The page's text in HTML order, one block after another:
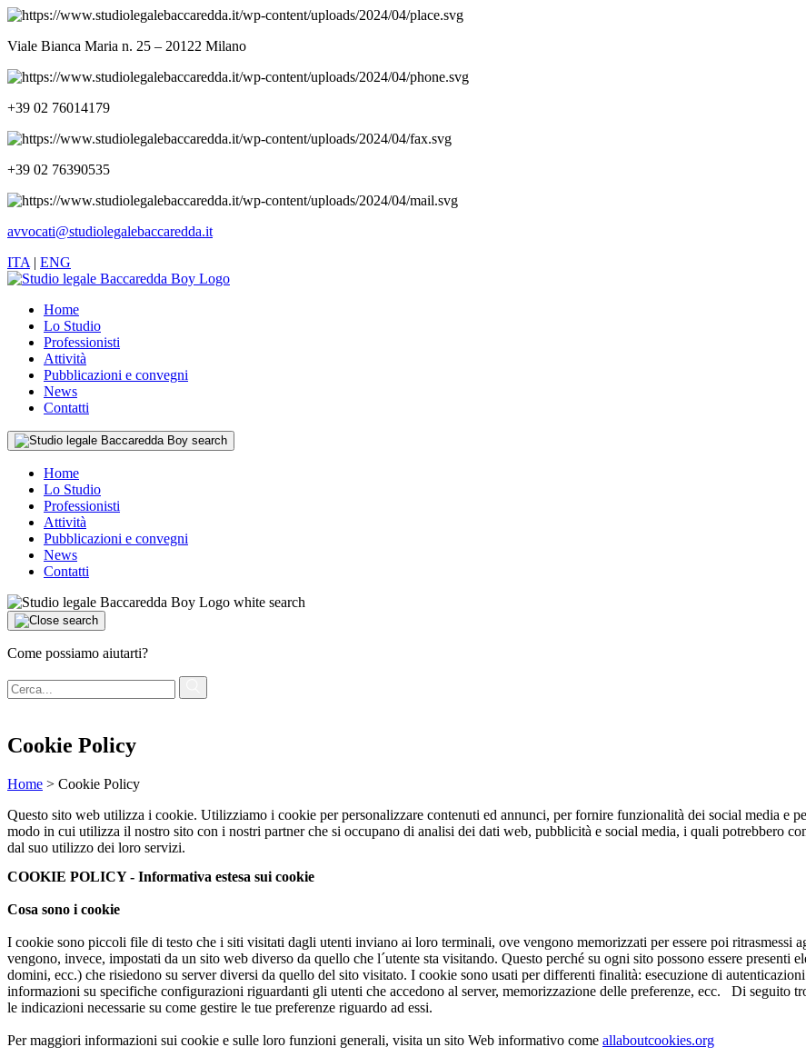
Viale Bianca Maria n. 25 – 20122 Milano
+39 02 76014179
+39 02 76390535
avvocati@studiolegalebaccaredda.it
ITA | ENG
Home
Lo Studio
Professionisti
Attività
Pubblicazioni e convegni
News
Contatti
Home
Lo Studio
Professionisti
Attività
Pubblicazioni e convegni
News
Contatti
Come possiamo aiutarti?
Cookie Policy
Home > Cookie Policy
Questo sito web utilizza i cookie. Utilizziamo i cookie per personalizzare contenuti ed annunci, per fornire funzionalità dei social media e
modo in cui utilizza il nostro sito con i nostri partner che si occupano di analisi dei dati web, pubblicità e social media, i quali potrebbero
dal suo utilizzo dei loro servizi.
COOKIE POLICY - Informativa estesa sui cookie
Cosa sono i cookie
I cookie sono piccoli file di testo che i siti visitati dagli utenti inviano ai loro terminali, ove vengono memorizzati per essere poi ritrasmessi
vengono, invece, impostati da un sito web diverso da quello che l´utente sta visitando. Questo perché su ogni sito possono essere
domini, ecc.) che risiedono su server diversi da quello del sito visitato. I cookie sono usati per differenti finalità: esecuzione di
informazioni su specifiche configurazioni riguardanti gli utenti che accedono al server, memorizzazione delle preferenze, ecc.
Di seguito
le indicazioni necessarie su come gestire le tue preferenze riguardo ad essi.
Per maggiori informazioni sui cookie e sulle loro funzioni generali, visita un sito Web informativo come allaboutcookies.org